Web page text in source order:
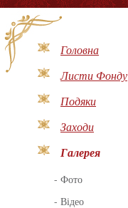
Головна
Листи Фонду
Подяки
Заходи
Галерея
- Фото
- Відео